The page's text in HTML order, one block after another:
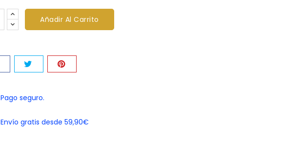
Añadir Al Carrito
Pago seguro.
Envío gratis desde 59,90€